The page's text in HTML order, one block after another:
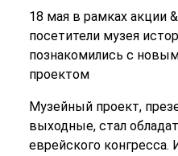
18 мая в рамках акции
посетители музея
познакомились с
проектом
Музейный проект,
выходные, стал
еврейского